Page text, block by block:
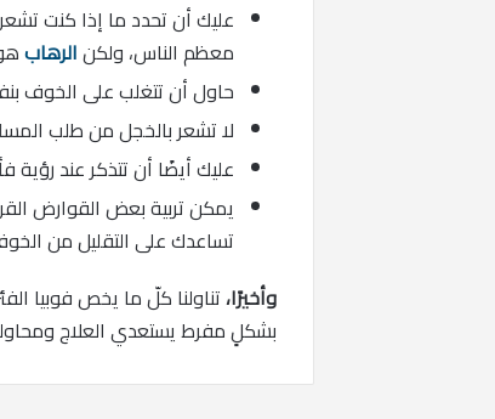
عليك أن تحدد ما إذا كنت
معظم الناس، ولكنالرهاب
حاول أن تتغلب على الخوف
لا تشعر بالخجل من طلب
عليك أيضًا أن تتذكر عند
يمكن تربية بعض القوارض
تساعدك على التقليل من
وأخيرًا،تناولنا كلّ ما يخص فوبيا
بشكلٍ مفرط يستعدي العلاج